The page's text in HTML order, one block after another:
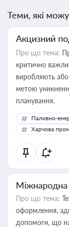
Теми, які
Акцизний
Про що тема:
критично
виробляють або
метою
планування.
Паливно-
Харчова
Міжнародна
Про що тема:
оформлення,
допомоги, що